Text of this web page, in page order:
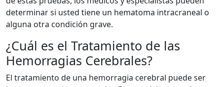
determinar si usted tiene un hematoma intracraneal o
alguna otra condición grave.
¿Cuál es el Tratamiento de las
Hemorragias Cerebrales?
El tratamiento de una hemorragia cerebral puede ser